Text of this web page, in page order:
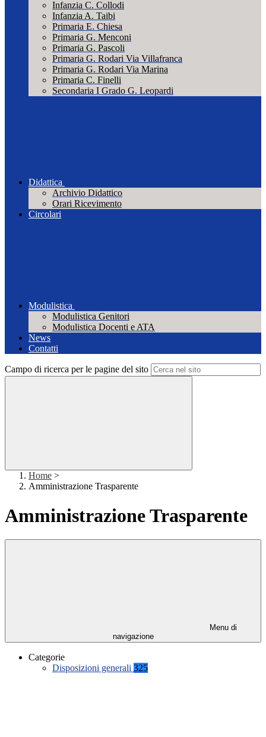
Infanzia C. Collodi
Infanzia A. Taibi
Primaria E. Chiesa
Primaria G. Menconi
Primaria G. Pascoli
Primaria G. Rodari Via Villafranca
Primaria G. Rodari Via Marina
Primaria C. Finelli
Secondaria I Grado G. Leopardi
Didattica
Archivio Didattico
Orari Ricevimento
Circolari
Modulistica
Modulistica Genitori
Modulistica Docenti e ATA
News
Contatti
Campo di ricerca per le pagine del sito
Home >
Amministrazione Trasparente
Amministrazione Trasparente
Menu di
navigazione
Categorie
Disposizioni generali 325